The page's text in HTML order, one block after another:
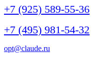
+7 (925) 589-55-36
+7 (495) 981-54-32
opt@claude.ru